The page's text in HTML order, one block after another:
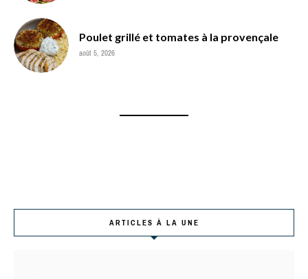
Poulet grillé et tomates à la provençale
août 5, 2026
ARTICLES À LA UNE